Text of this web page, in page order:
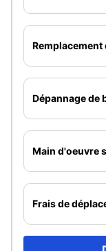
Remplacement
Dépannage de
Main d'oeuvre
Frais de